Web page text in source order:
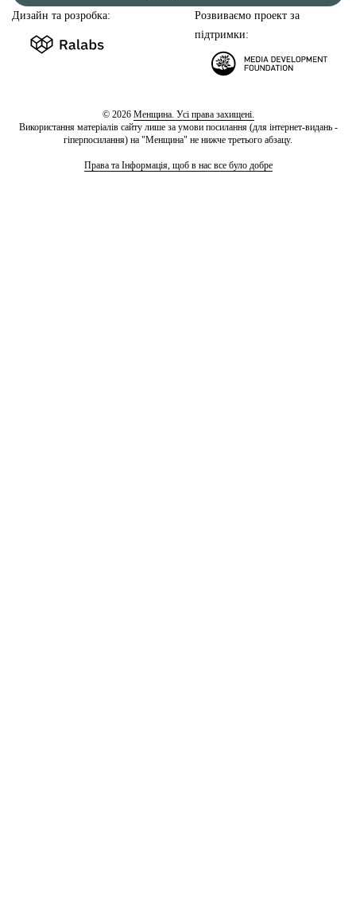
Дизайн та розробка:
Розвиваємо проект за
підтримки:
© 2026 Менщина. Усі права захищені.
Використання матеріалів сайту лише за умови посилання (для інтернет-видань -
гіперпосилання) на "Менщина" не нижче третього абзацу.
Права та Інформація, щоб в нас все було добре